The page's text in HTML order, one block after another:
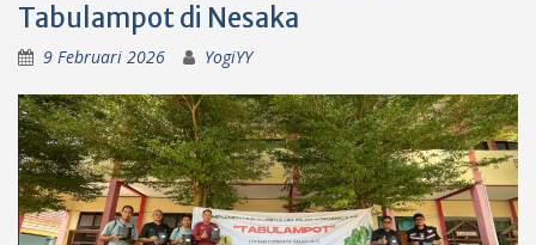
Tabulampot di Nesaka
9 Februari 2026 YogiYY